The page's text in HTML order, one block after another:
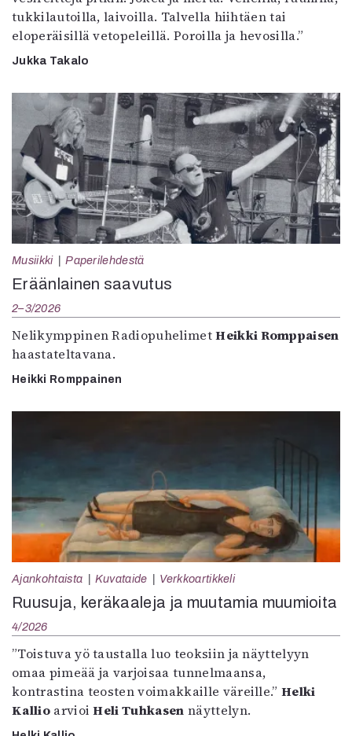
tukkilautoilla, laivoilla. Talvella hiihtäen tai
eloperäisillä vetopeleillä. Poroilla ja hevosilla.”
Jukka Takalo
Musiikki Paperilehdestä
Eräänlainen saavutus
2–3/2026
Nelikymppinen RadiopuhelimetHeikki Romppaisen
haastateltavana.
Heikki Romppainen
Ajankohtaista Kuvataide Verkkoartikkeli
Ruusuja, keräkaaleja ja muutamia muumioita
4/2026
”Toistuva yö taustalla luo teoksiin ja näyttelyyn
omaa pimeää ja varjoisaa tunnelmaansa,
kontrastina teosten voimakkaille väreille.”Helki
KallioarvioiHeli Tuhkasen näyttelyn.